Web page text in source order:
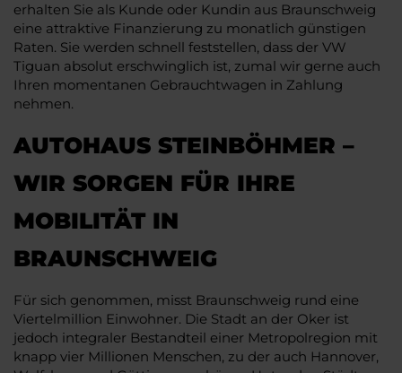
erhalten Sie als Kunde oder Kundin aus Braunschweig
eine attraktive Finanzierung zu monatlich günstigen
Raten. Sie werden schnell feststellen, dass der VW
Tiguan absolut erschwinglich ist, zumal wir gerne auch
Ihren momentanen Gebrauchtwagen in Zahlung
nehmen.
AUTOHAUS STEINBÖHMER –
WIR SORGEN FÜR IHRE
MOBILITÄT IN
BRAUNSCHWEIG
Für sich genommen, misst Braunschweig rund eine
Viertelmillion Einwohner. Die Stadt an der Oker ist
jedoch integraler Bestandteil einer Metropolregion mit
knapp vier Millionen Menschen, zu der auch Hannover,